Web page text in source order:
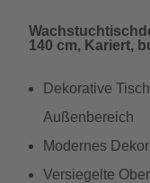
140 cm, Kariert,
Dekorative
Außenbereich
Modernes Dekor
Versiegelte